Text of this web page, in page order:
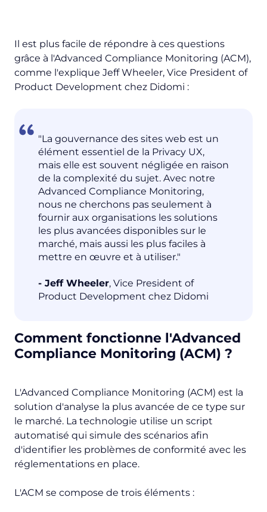
Il est plus facile de répondre à ces questions
grâce à l'Advanced Compliance Monitoring (ACM),
comme l'explique Jeff Wheeler, Vice President of
Product Development chez Didomi :
"La gouvernance des sites web est un
élément essentiel de la Privacy UX,
mais elle est souvent négligée en raison
de la complexité du sujet. Avec notre
Advanced Compliance Monitoring,
nous ne cherchons pas seulement à
fournir aux organisations les solutions
les plus avancées disponibles sur le
marché, mais aussi les plus faciles à
mettre en œuvre et à utiliser."
- Jeff Wheeler, Vice President of
Product Development chez Didomi
Comment fonctionne l'Advanced
Compliance Monitoring (ACM) ?
L'Advanced Compliance Monitoring (ACM) est la
solution d'analyse la plus avancée de ce type sur
le marché. La technologie utilise un script
automatisé qui simule des scénarios afin
d'identifier les problèmes de conformité avec les
réglementations en place.
L'ACM se compose de trois éléments :